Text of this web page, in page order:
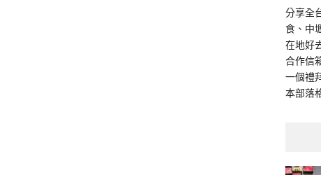
鍵
字:
分享全
食、中
在地好
合作信
一個禮
本部落